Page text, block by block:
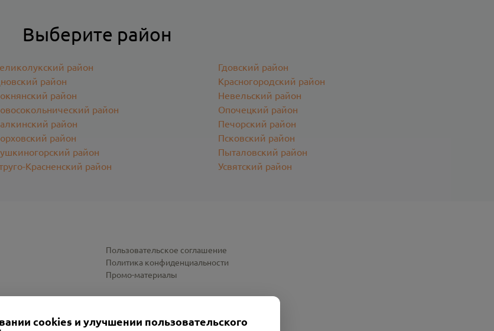
Выберите район
район
Гдовский район
район
Красногородский район
район
Невельский район
район
Опочецкий район
район
Печорский район
район
Псковский район
район
Пыталовский район
Красненский район Усвятский район
Пользовательское соглашение
Политика конфиденциальности
Промо-материалы
cookies и улучшении пользовательского